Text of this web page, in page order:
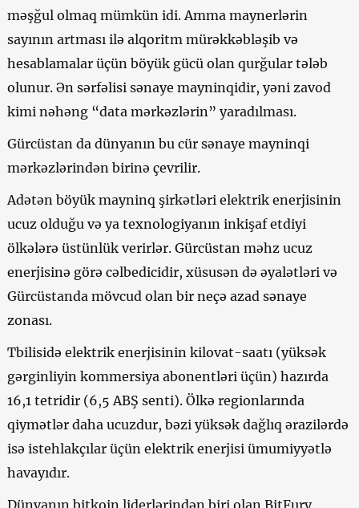
məşğul olmaq mümkün idi. Amma maynerlərin
sayının artması ilə alqoritm mürəkkəbləşib və
hesablamalar üçün böyük gücü olan qurğular tələb
olunur. Ən sərfəlisi sənaye mayninqidir, yəni zavod
kimi nəhəng “data mərkəzlərin” yaradılması.
Gürcüstan da dünyanın bu cür sənaye mayninqi
mərkəzlərindən birinə çevrilir.
Adətən böyük mayninq şirkətləri elektrik enerjisinin
ucuz olduğu və ya texnologiyanın inkişaf etdiyi
ölkələrə üstünlük verirlər. Gürcüstan məhz ucuz
enerjisinə görə cəlbedicidir, xüsusən də əyalətləri və
Gürcüstanda mövcud olan bir neçə azad sənaye
zonası.
Tbilisidə elektrik enerjisinin kilovat-saatı (yüksək
gərginliyin kommersiya abonentləri üçün) hazırda
16,1 tetridir (6,5 ABŞ senti). Ölkə regionlarında
qiymətlər daha ucuzdur, bəzi yüksək dağlıq ərazilərdə
isə istehlakçılar üçün elektrik enerjisi ümumiyyətlə
havayıdır.
Dünyanın bitkoin liderlərindən biri olan BitFury